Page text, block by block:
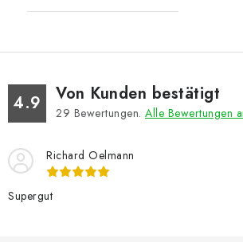
4.9 Von Kunden bestätigt
29 Bewertungen. Alle Bewertungen
Richard Oelmann
Supergut